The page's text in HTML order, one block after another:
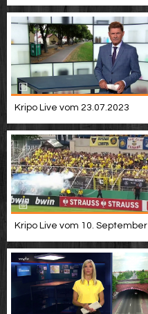
Kripo Live vom 23.07.2023
Kripo Live vom 10. September